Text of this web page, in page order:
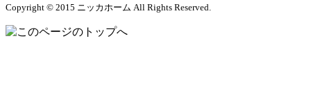
Copyright © 2015 ニッカホーム All Rights Reserved.